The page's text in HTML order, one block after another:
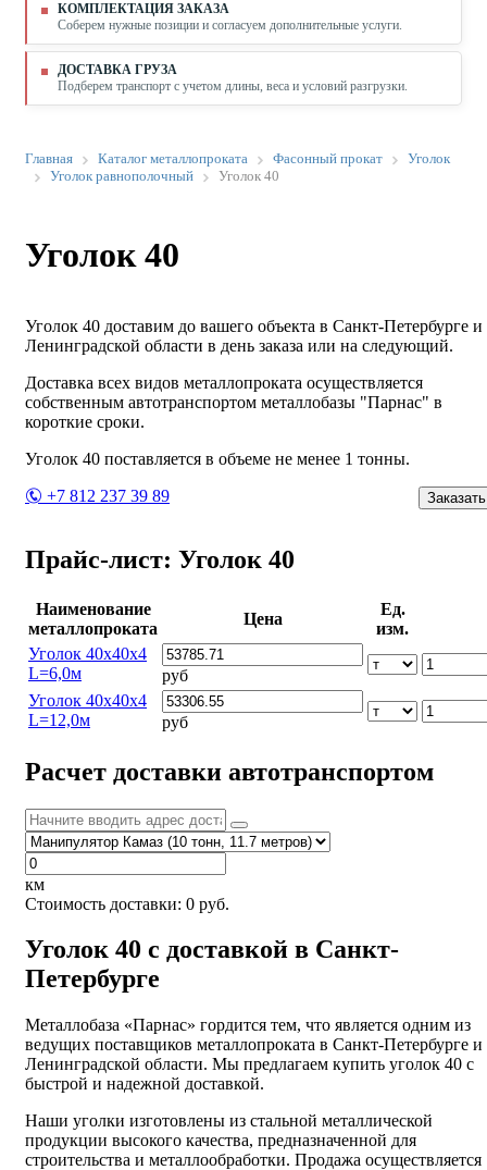
КОМПЛЕКТАЦИЯ ЗАКАЗА
Соберем нужные позиции и согласуем дополнительные услуги.
ДОСТАВКА ГРУЗА
Подберем транспорт с учетом длины, веса и условий разгрузки.
Главная Каталог металлопроката Фасонный прокат
Уголок
Уголок равнополочный
Уголок 40
Уголок 40
Уголок 40 доставим до вашего объекта в Санкт-Петербурге и
Ленинградской области в день заказа или на следующий.
Доставка всех видов металлопроката осуществляется
собственным автотранспортом металлобазы "Парнас" в
короткие сроки.
Уголок 40 поставляется в объеме не менее 1 тонны.
+7 812 237 39 89
Заказать
Прайс-лист: Уголок 40
Наименование
металлопроката
Цена
Ед.
изм.
Уголок 40х40х4
L=6,0м
руб
Уголок 40х40х4
L=12,0м
руб
Расчет доставки автотранспортом
км
Стоимость доставки: 0 руб.
Уголок 40 с доставкой в Санкт-
Петербурге
Металлобаза «Парнас» гордится тем, что является одним из
ведущих поставщиков металлопроката в Санкт-Петербурге и
Ленинградской области. Мы предлагаем купить уголок 40 с
быстрой и надежной доставкой.
Наши уголки изготовлены из стальной металлической
продукции высокого качества, предназначенной для
строительства и металлообработки. Продажа осуществляется